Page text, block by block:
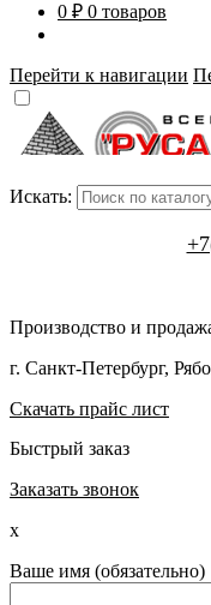
0 ₽ 0 товаров
Перейти к навигации
Искать:
Производство и
г. Санкт-Петербург,
Скачать прайс лист
Быстрый заказ
Заказать звонок
x
Ваше имя (обязательно)